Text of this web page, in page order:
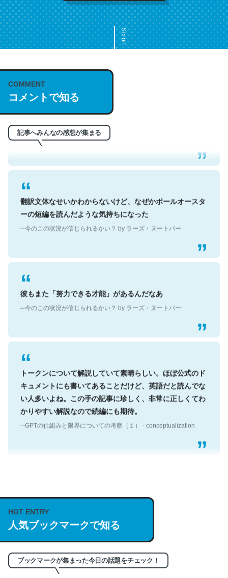
Scroll
COMMENT
コメントで知る
記事へみんなの感想が集まる
これは名文。彼はとてもクレバーなんだろうなと凄く思
う。英語少しでも読める人は原文もお勧め。自分はこの流
─今のこの状況が信じられるかい？ by ラーズ・ヌートバー
翻訳文体なせいかわからないけど、なぜかポールオースタ
ーの短編を読んだような気持ちになった
─今のこの状況が信じられるかい？ by ラーズ・ヌートバー
彼もまた「努力できる才能」があるんだなあ
─今のこの状況が信じられるかい？ by ラーズ・ヌートバー
トークンについて解説していて素晴らしい。ほぼ公式のド
キュメントにも書いてあることだけど、英語だと読んでな
い人多いよね。この手の記事に珍しく、非常に正しくてわ
かりやすい解説なので続編にも期待。
─GPTの仕組みと限界についての考察（１） - conceptualization
説してる記事が少ないので貴重な良記事。/続編来た
https://isobe324649.hatenablog.com/entry/2023/03/27
/064121
─GPTの仕組みと限界についての考察（１） - conceptualization
HOT ENTRY
人気ブックマークで知る
ブックマークが集まった今日の話題をチェック！